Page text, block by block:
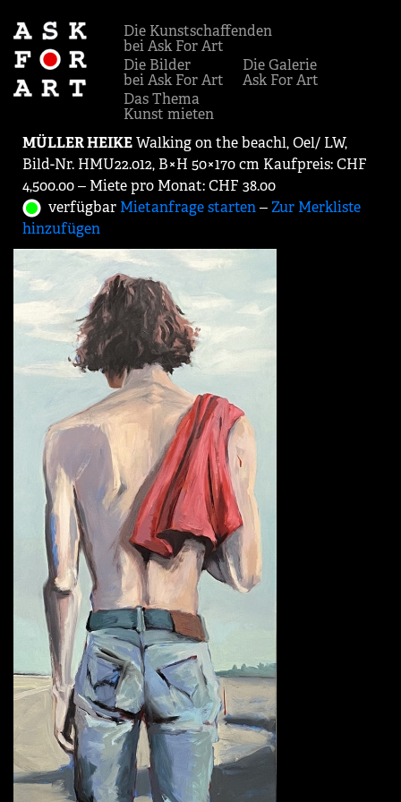
Die Kunstschaffenden
bei Ask For Art
Die Bilder
bei Ask For Art
Die Galerie
Ask For Art
Das Thema
Kunst mieten
MÜLLER HEIKEWalking on the beachl, Oel/ LW,
Bild-Nr. HMU22.012, B×H 50×170 cm Kaufpreis: CHF
4,500.00 ‒ Miete pro Monat: CHF 38.00
verfügbar Mietanfrage starten‒Zur Merkliste
hinzufügen